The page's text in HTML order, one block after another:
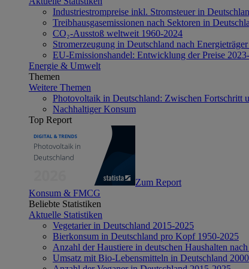
Industriestrompreise inkl. Stromsteuer in
Treibhausgasemissionen nach Sektoren in
CO₂-Ausstoß weltweit 1960-2024
Stromerzeugung in Deutschland nach
EU-Emissionshandel: Entwicklung der Preise
Energie & Umwelt
Themen
Weitere Themen
Photovoltaik in Deutschland: Zwischen Fortschritt
Nachhaltiger Konsum
Top Report
Zum Report
Konsum & FMCG
Beliebte Statistiken
Aktuelle Statistiken
Vegetarier in Deutschland 2015-2025
Bierkonsum in Deutschland pro Kopf 1950-2025
Anzahl der Haustiere in deutschen Haushalten
Umsatz mit Bio-Lebensmitteln in Deutschland